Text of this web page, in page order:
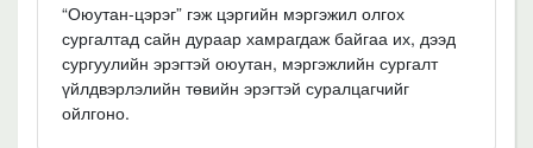
“Оюутан-цэрэг” гэж цэргийн мэргэжил олгох
сургалтад сайн дураар хамрагдаж байгаа их, дээд
сургуулийн эрэгтэй оюутан, мэргэжлийн сургалт
үйлдвэрлэлийн төвийн эрэгтэй суралцагчийг
ойлгоно.